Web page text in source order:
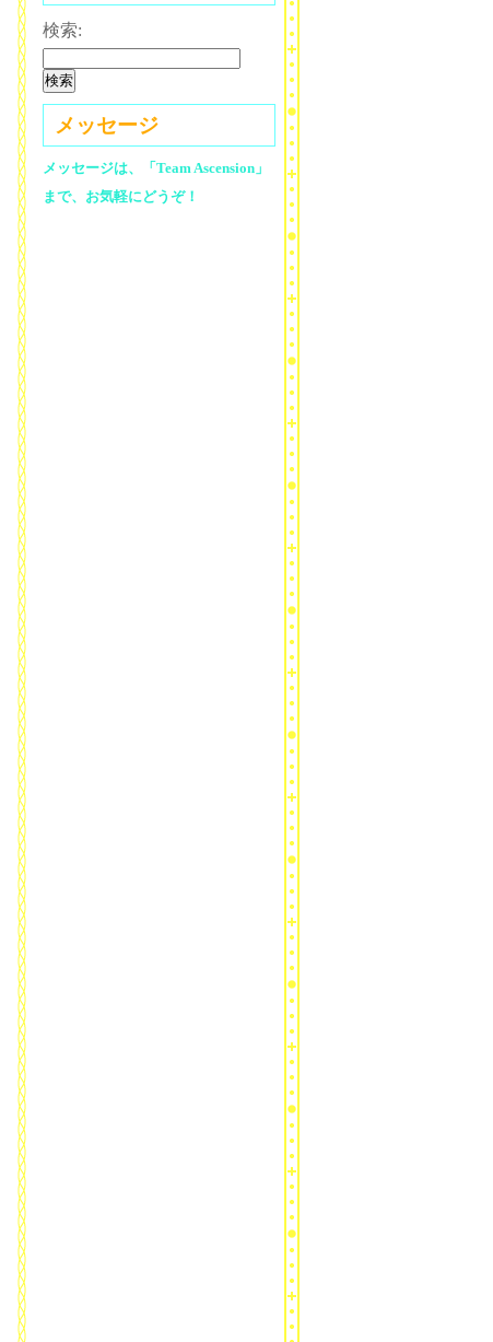
検索:
メッセージ
メッセージは、「Team Ascension」
まで、お気軽にどうぞ！